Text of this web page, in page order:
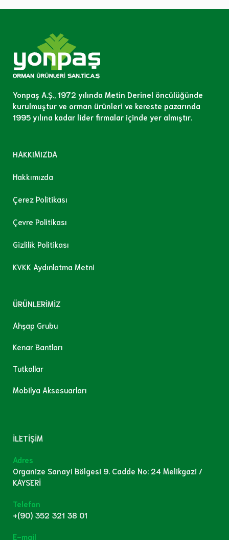
Yonpaş A.Ş., 1972 yılında Metin Derinel öncülüğünde
kurulmuştur ve orman ürünleri ve kereste pazarında
1995 yılına kadar lider firmalar içinde yer almıştır.
HAKKIMIZDA
Hakkımızda
Çerez Politikası
Çevre Politikası
Gizlilik Politikası
KVKK Aydınlatma Metni
ÜRÜNLERİMİZ
Ahşap Grubu
Kenar Bantları
Tutkallar
Mobilya Aksesuarları
İLETİŞİM
Adres
Organize Sanayi Bölgesi 9. Cadde No: 24 Melikgazi /
KAYSERİ
Telefon
+(90) 352 321 38 01
E-mail